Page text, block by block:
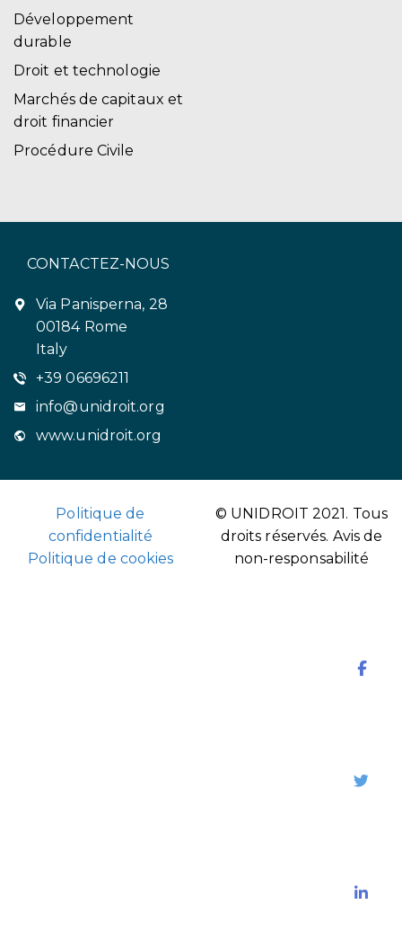
Développement
durable
Droit et technologie
Marchés de capitaux et
droit financier
Procédure Civile
CONTACTEZ-NOUS
Via Panisperna, 28
00184 Rome
Italy
+39 06696211
info@unidroit.org
www.unidroit.org
Politique de
confidentialité
Politique de cookies
© UNIDROIT 2021. Tous
droits réservés. Avis de
non-responsabilité